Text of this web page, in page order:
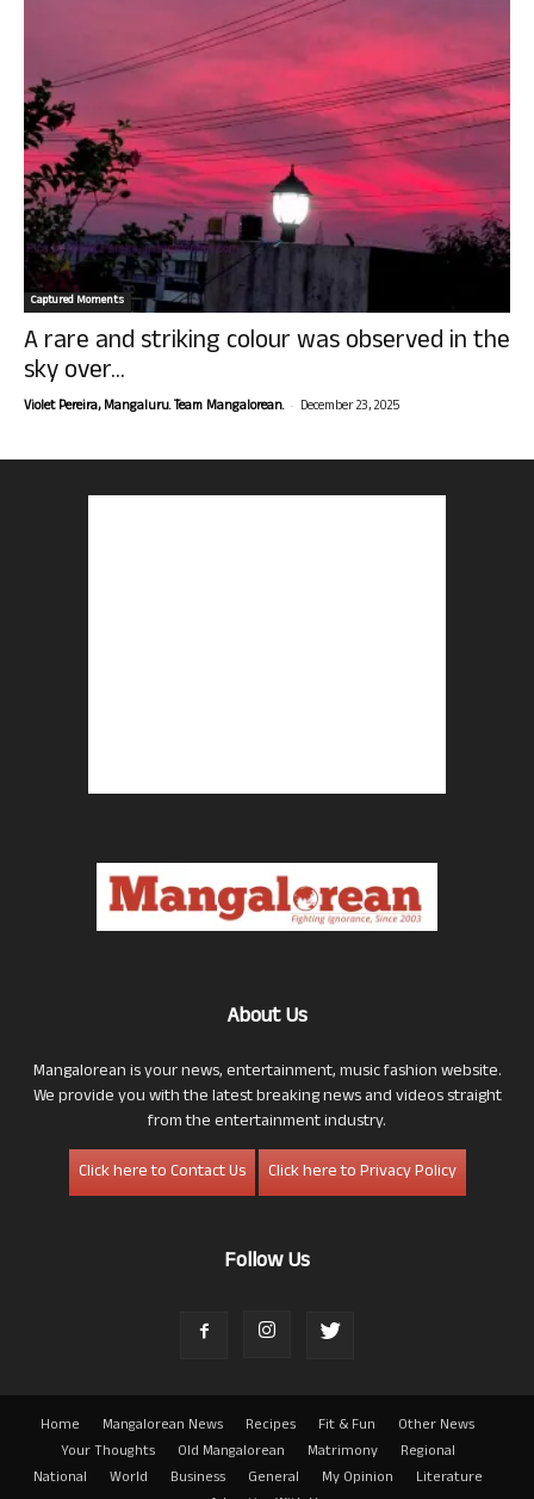
Captured Moments
A rare and striking colour was observed in the
sky over...
Violet Pereira, Mangaluru. Team Mangalorean. - December 23, 2025
About Us
Mangalorean is your news, entertainment, music fashion website.
We provide you with the latest breaking news and videos straight
from the entertainment industry.
Click here to Contact Us
Click here to Privacy Policy
Follow Us
Home Mangalorean News Recipes Fit & Fun
Other News
Your Thoughts
Old Mangalorean Matrimony
Regional
National
World Business General My Opinion
Literature